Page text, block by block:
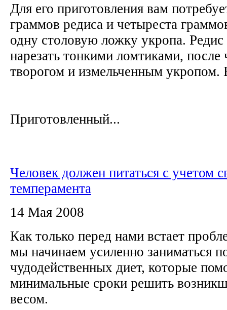
Для его приготовления вам
граммов редиса и четыреста
одну столовую ложку укропа.
нарезать тонкими ломтиками, после
творогом и измельченным укропом.
Приготовленный...
Человек должен питаться с учетом
темперамента
14 Мая 2008
Как только перед нами встает
мы начинаем усиленно заниматься
чудодейственных диет, которые
минимальные сроки решить
весом.